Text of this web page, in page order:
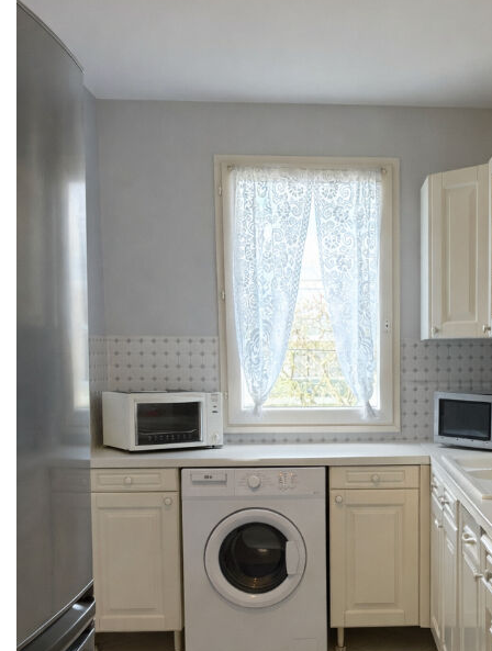
faire un véritable cocon.
Emplacement privilégié, proche de la gare, des commerces
et de toutes les commodités.
Idéal pour un premier achat, un pied-à-terre ou un
investissement.
Les coûts sont estimés en fonction des caractéristiques de
votre logement et pour une utilisation standard sur 5 usages
(chauffage, eau chaude sanitaire, climatisation,
éclairage, auxiliaires) :
entre 1 000 € et 1 400 € par an.
Agence COMEBACK IMMOBILIER
27, Rue Michel Bléré - 60260 Lamorlaye
Téléphone : 03.44.21.03.07. / 06.52.65.33.44 (Patricia
mail : contact@comeback-immo.fr
Site : www.comeback-immo.fr
**Honoraires à la charge du vendeur